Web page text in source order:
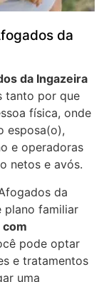
da
da Ingazeira
tanto por que
física, onde
esposa(o),
e operadoras
netos e avós.
da
plano familiar
com
pode optar
e tratamentos
uma